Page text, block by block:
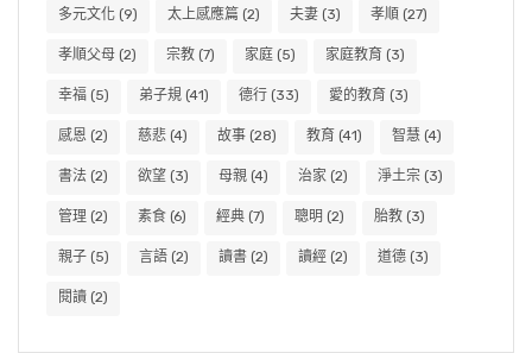
多元文化 (9) 太上感應篇 (2) 夫妻 (3) 孝順 (27)
孝順父母 (2) 宗教 (7) 家庭 (5) 家庭教育 (3)
幸福 (5) 弟子規 (41) 德行 (33) 愛的教育 (3)
感恩 (2) 慈悲 (4) 故事 (28) 教育 (41) 智慧 (4)
書法 (2) 欲望 (3) 母親 (4) 治家 (2) 淨土宗 (3)
管理 (2) 素食 (6) 經典 (7) 聰明 (2) 胎教 (3)
親子 (5) 言語 (2) 讀書 (2) 讀經 (2) 道德 (3)
閱讀 (2)